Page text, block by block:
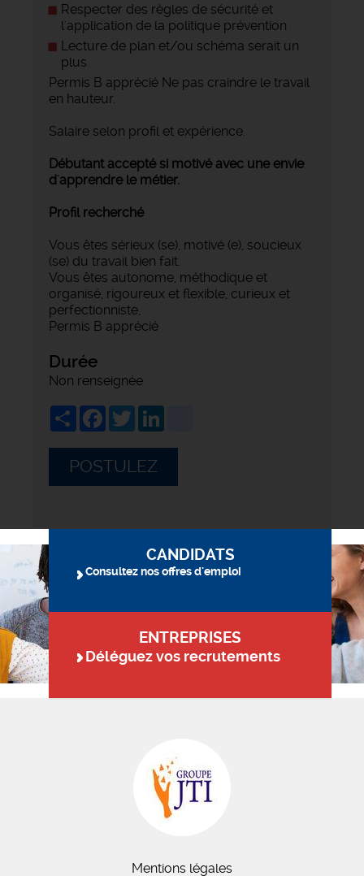
Respecter des règles de sécurité et
l'application de la politique prévention
Lecture de plan et/ou schéma serait un
plus
Permis B apprécié Ne pas craindre le travail
en hauteur.
Salaire selon profil et expérience.
Débutant accepté si motivé avec une envie
d'apprendre le métier.
Profil recherché
Vous êtes sérieux (se), motivé (e), soucieux
(se) du travail bien fait.
Vous êtes autonome, méthodique et
organisé, rigoureux et flexible, curieux et
perfectionniste,
Permis B apprécié
Durée
Non renseignée
ShareFacebook
Twitter
POSTULEZ
CANDIDATS
Consultez nos offres d'emploi
ENTREPRISES
Déléguez vos recrutements
Mentions légales